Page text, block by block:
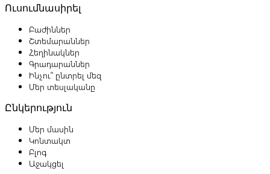
Ուսումնասիրել
Բաժիններ
Շտեմարաններ
Հեղինակներ
Գրադարաններ
Ինչու՞ ընտրել մեզ
Մեր տեսլականը
Ընկերություն
Մեր մասին
Կոնտակտ
Բլոգ
Աջակցել